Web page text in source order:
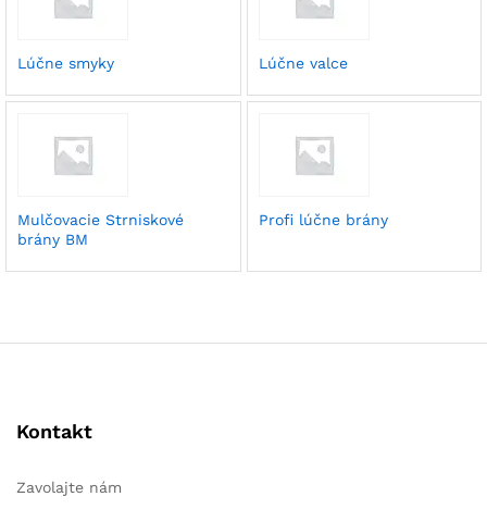
Lúčne smyky Lúčne valce
Mulčovacie Strniskové
brány BM
Profi lúčne brány
Kontakt
Zavolajte nám